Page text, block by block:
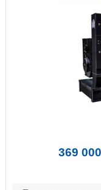
369 000